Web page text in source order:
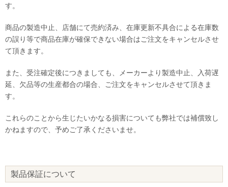
す。
商品の製造中止、店舗にて売約済み、在庫更新不具合による在庫数
の誤り等で商品在庫が確保できない場合はご注文をキャンセルさせ
て頂きます。
また、受注確定後につきましても、メーカーより製造中止、入荷遅
延、欠品等の生産都合の場合、ご注文をキャンセルさせて頂きま
す。
これらのことから生じたいかなる損害についても弊社では補償致し
かねますので、予めご了承くださいませ。
製品保証について